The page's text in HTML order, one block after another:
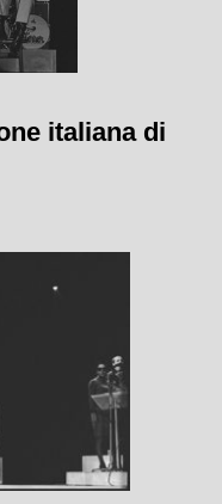
italiana di